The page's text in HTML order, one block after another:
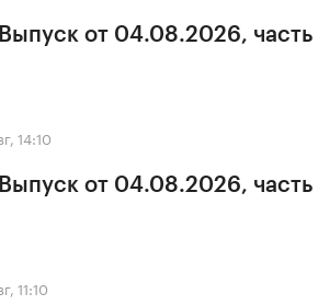
от 04.08.2026, часть
14:10
от 04.08.2026, часть
11:10